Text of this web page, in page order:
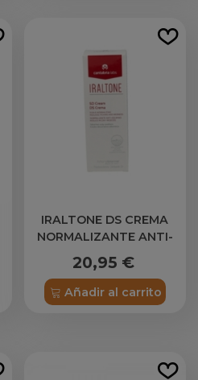
IRALTONE DS CREMA
NORMALIZANTE ANTI-
ESCAMAS REDUCE PICOR
Y ROJECES 30 ML
20,95 €
Añadir al carrito